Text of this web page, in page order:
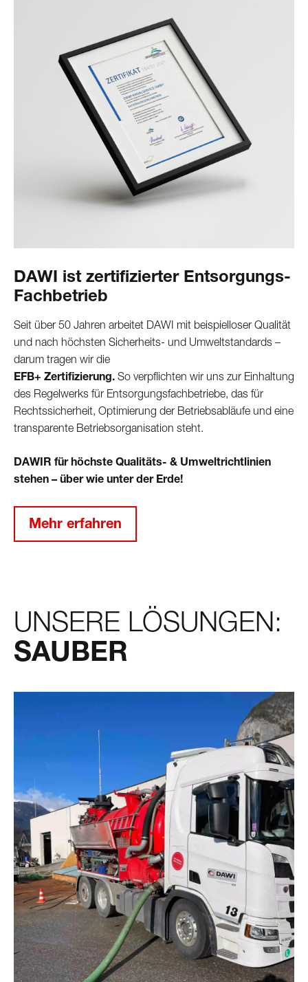
DAWI ist zertifizierter Entsorgungs-
Fachbetrieb
Seit über 50 Jahren arbeitet DAWI mit beispielloser Qualität
und nach höchsten Sicherheits- und Umweltstandards –
darum tragen wir die
EFB+ Zertifizierung. So verpflichten wir uns zur Einhaltung
des Regelwerks für Entsorgungsfachbetriebe, das für
Rechtssicherheit, Optimierung der Betriebsabläufe und eine
transparente Betriebsorganisation steht.
DAWIR für höchste Qualitäts- & Umweltrichtlinien
stehen – über wie unter der Erde!
Mehr erfahren
UNSERE LÖSUNGEN:
SAUBER